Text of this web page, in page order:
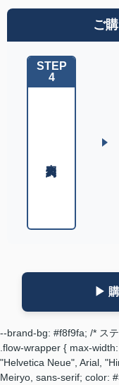
ご
STEP
4
▶
--brand-bg: #f8f9fa; /* ス
.flow-wrapper { max-
"Helvetica Neue", Arial,
Meiryo, sans-serif; color: